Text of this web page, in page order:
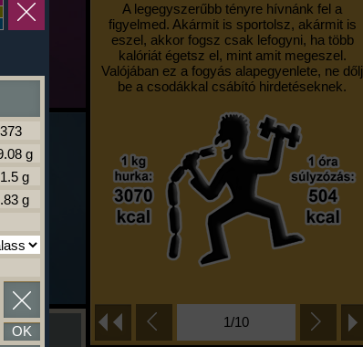
A legegyszerűbb tényre hívnánk fel a
figyelmed. Akármit is sportolsz, akármit is
eszel, akkor fogsz csak lefogyni, ha több
kalóriát égetsz el, mint amit megeszel.
Valójában ez a fogyás alapegyenlete, ne dőlj
be a csodákkal csábító hirdetéseknek.
1/10
OK